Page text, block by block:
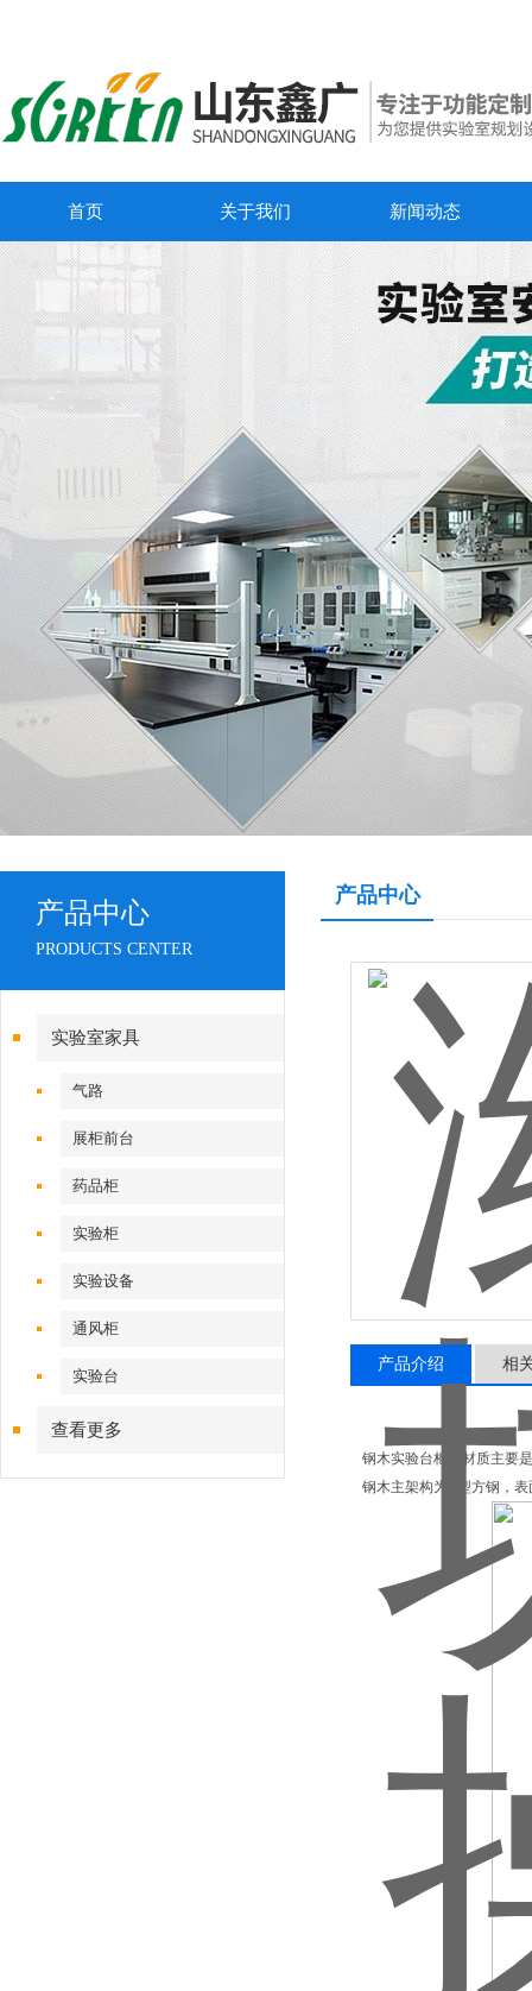
首页 关于我们 新闻动态
产品中心
PRODUCTS CENTER
实验室家具
气路
展柜前台
药品柜
实验柜
实验设备
通风柜
实验台
查看更多
产品中心
产品介绍 相
钢木实验台柜体材质主要
钢木主架构为C型方钢，